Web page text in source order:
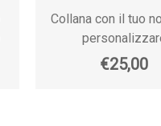
Collana con il tuo
€25,00